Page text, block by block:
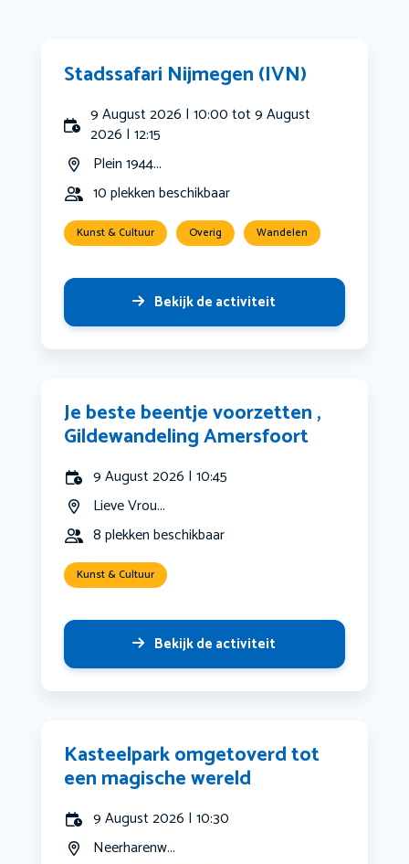
Stadssafari Nijmegen (IVN)
9 August 2026 | 10:00 tot 9 August
2026 | 12:15
Plein 1944...
10 plekken beschikbaar
Kunst & Cultuur Overig Wandelen
Bekijk de activiteit
Je beste beentje voorzetten ,
Gildewandeling Amersfoort
9 August 2026 | 10:45
Lieve Vrou...
8 plekken beschikbaar
Kunst & Cultuur
Bekijk de activiteit
Kasteelpark omgetoverd tot
een magische wereld
9 August 2026 | 10:30
Neerharenw...